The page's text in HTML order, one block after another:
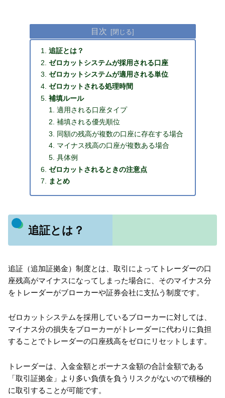
目次
追証とは？
ゼロカットシステムが採用される口座
ゼロカットシステムが適用される単位
ゼロカットされる処理時間
補填ルール
適用される口座タイプ
補填される優先順位
同額の残高が複数の口座に存在する場合
マイナス残高の口座が複数ある場合
具体例
ゼロカットされるときの注意点
まとめ
追証とは？
追証（追加証拠金）制度とは、取引によってトレーダーの口
座残高がマイナスになってしまった場合に、そのマイナス分
をトレーダーがブローカーや証券会社に支払う制度です。
ゼロカットシステムを採用しているブローカーに対しては、
マイナス分の損失をブローカーがトレーダーに代わりに負担
することでトレーダーの口座残高をゼロにリセットします。
トレーダーは、入金金額とボーナス金額の合計金額である
「取引証拠金」より多い負債を負うリスクがないので積極的
に取引することが可能です。